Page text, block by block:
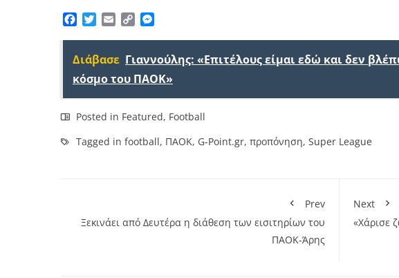
Facebook
TwitterEmailCopy
Διάβασε Γιαννούλης: «Επιτέλους είμαι εδώ και δεν
κόσμο του ΠΑΟΚ»
Posted in Featured, Football
Tagged in football, ΠΑΟΚ, G-Point.gr, προπόνηση, Super League
Prev
Ξεκινάει από Δευτέρα η διάθεση των εισιτηρίων του
ΠΑΟΚ-Άρης
Next
«Χάρισε